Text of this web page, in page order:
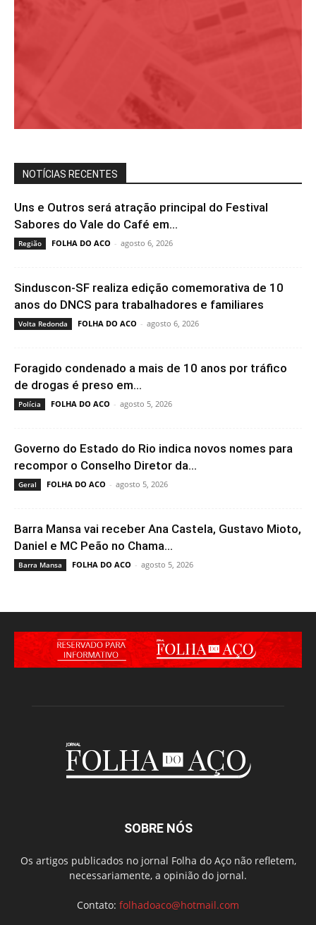
NOTÍCIAS RECENTES
Uns e Outros será atração principal do Festival
Sabores do Vale do Café em...
Região FOLHA DO ACO - agosto 6, 2026
Sinduscon-SF realiza edição comemorativa de 10
anos do DNCS para trabalhadores e familiares
Volta Redonda FOLHA DO ACO - agosto 6, 2026
Foragido condenado a mais de 10 anos por tráfico
de drogas é preso em...
Polícia FOLHA DO ACO - agosto 5, 2026
Governo do Estado do Rio indica novos nomes para
recompor o Conselho Diretor da...
Geral FOLHA DO ACO - agosto 5, 2026
Barra Mansa vai receber Ana Castela, Gustavo Mioto,
Daniel e MC Peão no Chama...
Barra Mansa FOLHA DO ACO - agosto 5, 2026
SOBRE NÓS
Os artigos publicados no jornal Folha do Aço não refletem,
necessariamente, a opinião do jornal.
Contato: folhadoaco@hotmail.com